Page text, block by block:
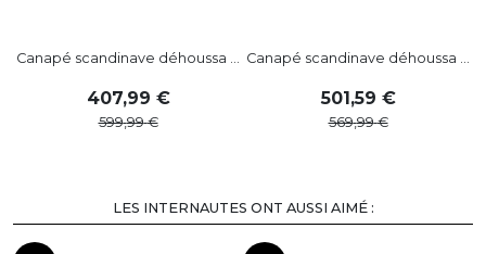
Canapé scandinave déhoussa ...
407,99
599,99
Canapé scandinave déhoussa ...
501 ,59
569,99
LES INTERNAUTES ONT AUSSI AIMÉ :